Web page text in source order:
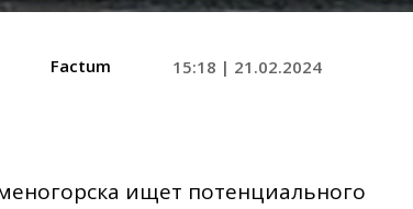
Factum 15:18 | 21.02.2024
ищет потенциального